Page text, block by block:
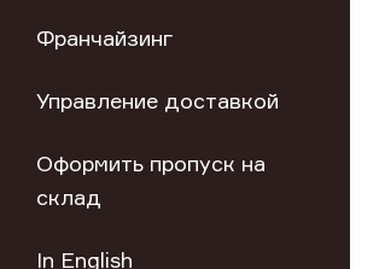
Франчайзинг
Управление доставкой
Оформить пропуск на
склад
In English